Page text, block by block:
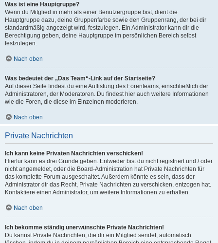
Was ist eine Hauptgruppe?
Wenn du Mitglied in mehr als einer Benutzergruppe bist, dient die
Hauptgruppe dazu, deine Gruppenfarbe sowie den Gruppenrang, der bei dir
standardmäßig angezeigt wird, festzulegen. Ein Administrator kann dir die
Berechtigung geben, deine Hauptgruppe im persönlichen Bereich selbst
festzulegen.
Nach oben
Was bedeutet der „Das Team“-Link auf der Startseite?
Auf dieser Seite findest du eine Auflistung des Forenteams, einschließlich der
Administratoren, der Moderatoren. Du findest hier auch weitere Informationen
wie die Foren, die diese im Einzelnen moderieren.
Nach oben
Private Nachrichten
Ich kann keine Privaten Nachrichten verschicken!
Hierfür kann es drei Gründe geben: Entweder bist du nicht registriert und / oder
nicht angemeldet, oder die Board-Administration hat Private Nachrichten für
das komplette Forum ausgeschaltet. Außerdem könnte es sein, dass der
Administrator dir das Recht, Private Nachrichten zu verschicken, entzogen hat.
Kontaktiere einen Administrator, um weitere Informationen zu erhalten.
Nach oben
Ich bekomme ständig unerwünschte Private Nachrichten!
Du kannst Private Nachrichten, die dir ein Mitglied sendet, automatisch